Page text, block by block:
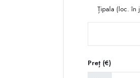
Țipala (loc. în
Preț (€)